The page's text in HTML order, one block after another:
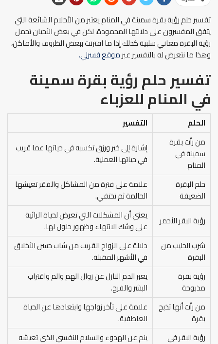
تفسير حلم رؤية بقرة سمينة في المنام يعتبر من الأحلام الشائعة التي
يتفق المفسرون على دلالتها المحمودة، لكن في بعض الأحيان تحمل
رؤية البقرة معاني سلبية كذلك إذا ما اقترنت ببعض الظروف والأماكن،
وهذا ما نتعرض له بالتفسير عبرموقع فسرلي.
تفسير حلم رؤية بقرة سمينة
في المنام للعزباء
الحلم
التفسير
من رأت بقرة
سمينة في
المنام
إشارة إلى خير ورزق تكسبه في حياتها عما قريب
في حياتها العملية.
حلم البقرة
الضعيفة
علامة على فترة من المشاكل والفقر تعيشها
الحالمة ثم تختفي.
رؤية البقر الأحمر
يعني أن المشكلات التي تعرض لحياة الرائية
على وشك الانتهاء وظهور حلول لها.
شرب الحليب من
البقرة
دلالة على الزواج القريب من شاب حسن الأخلاق
في الأشهر المقبلة.
رؤية بقرة
مذبوحة
يعبر الدم النازل عن زوال الهم والم واقتراب
البشر والفرح.
من رأت أنها تذبح
بقرة
علامة على تأخر زواجها وابتعادها عن الحياة
العاطفية.
رؤية البقر في
ينم عن الهدوء والسلام النفسي الذي تعيشه